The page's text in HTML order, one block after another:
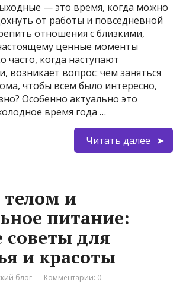
— это время, когда можно
от работы и повседневной
отношения с близкими,
ценные моменты
часто, когда наступают
возникает вопрос: чем заняться
чтобы всем было интересно,
Особенно актуально это
время года …
Читать далее
телом и
питание:
для
и красоты
блог Комментарии: 0